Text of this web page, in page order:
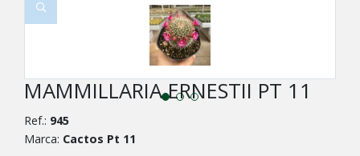
MAMMILLARIA ERNESTII PT 11
Ref.: 945
Marca: Cactos Pt 11